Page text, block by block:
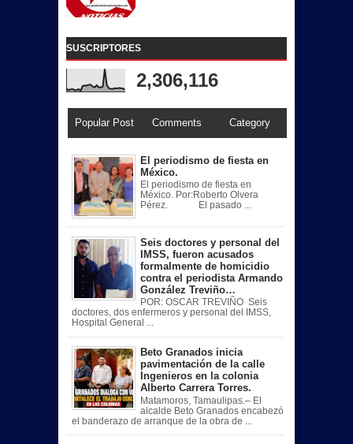
SUSCRIPTORES
2,306,116
Popular Post Comments Category
El periodismo de fiesta en
México.
El periodismo de fiesta en
México. Por:Roberto Olvera
Pérez. El pasado ...
Seis doctores y personal del
IMSS, fueron acusados
formalmente de homicidio
contra el periodista Armando
González Treviño…
POR: OSCAR TREVIÑO Seis
doctores, dos enfermeros y personal del IMSS,
Hospital General ...
Beto Granados inicia
pavimentación de la calle
Ingenieros en la colonia
Alberto Carrera Torres.
Matamoros, Tamaulipas.– El
alcalde Beto Granados encabezó
el banderazo de arranque de la obra de ...